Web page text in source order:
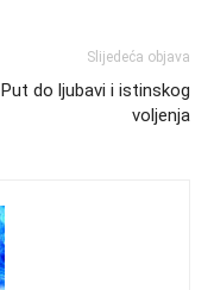
Slijedeća objava
Put do ljubavi i istinskog
voljenja